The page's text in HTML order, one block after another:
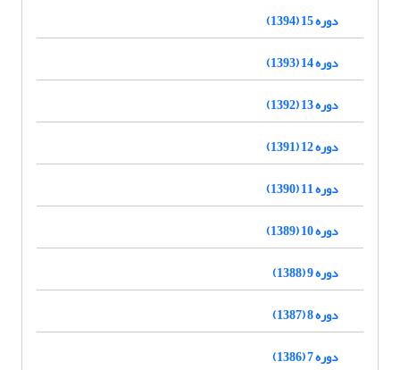
دوره 15 (1394)
دوره 14 (1393)
دوره 13 (1392)
دوره 12 (1391)
دوره 11 (1390)
دوره 10 (1389)
دوره 9 (1388)
دوره 8 (1387)
دوره 7 (1386)